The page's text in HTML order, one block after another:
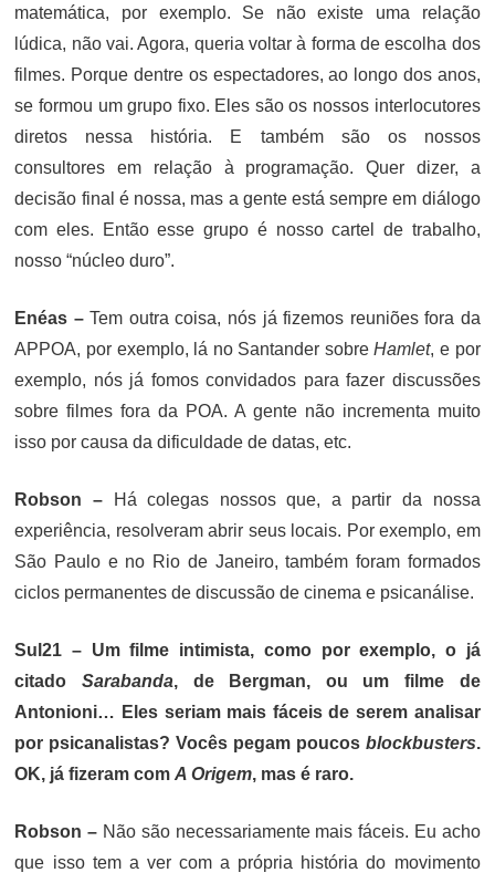
matemática, por exemplo. Se não existe uma relação
lúdica, não vai. Agora, queria voltar à forma de escolha dos
filmes. Porque dentre os espectadores, ao longo dos anos,
se formou um grupo fixo. Eles são os nossos interlocutores
diretos nessa história. E também são os nossos
consultores em relação à programação. Quer dizer, a
decisão final é nossa, mas a gente está sempre em diálogo
com eles. Então esse grupo é nosso cartel de trabalho,
nosso “núcleo duro”.
Enéas –Tem outra coisa, nós já fizemos reuniões fora da
APPOA, por exemplo, lá no Santander sobreHamlet, e por
exemplo, nós já fomos convidados para fazer discussões
sobre filmes fora da POA. A gente não incrementa muito
isso por causa da dificuldade de datas, etc.
Robson – Há colegas nossos que, a partir da nossa
experiência, resolveram abrir seus locais. Por exemplo, em
São Paulo e no Rio de Janeiro, também foram formados
ciclos permanentes de discussão de cinema e psicanálise.
Sul21 – Um filme intimista, como por exemplo, o já
citadoSarabanda, de Bergman, ou um filme de
Antonioni… Eles seriam mais fáceis de serem analisar
por psicanalistas? Vocês pegam poucos blockbusters.
OK, já fizeram comA Origem, mas é raro.
Robson – Não são necessariamente mais fáceis. Eu acho
que isso tem a ver com a própria história do movimento